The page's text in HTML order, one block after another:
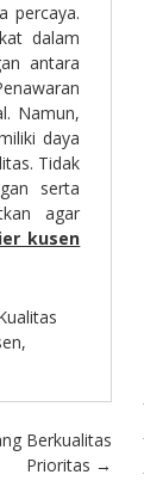
percaya.
dalam
antara
Namun,
daya
Tidak
serta
agar
kusen
,
Berkualitas
Prioritas →